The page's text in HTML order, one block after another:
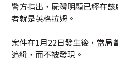
警方指出，屍體明顯已經在
者就是英格拉姆。
案件在1月22日發生後，當局
追緝，而不被發現。